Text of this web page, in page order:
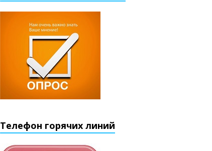
Телефон горячих линий